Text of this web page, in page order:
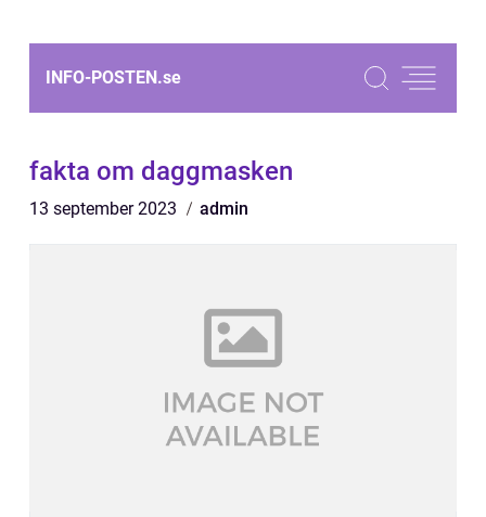
INFO-POSTEN.se
fakta om daggmasken
13 september 2023 admin